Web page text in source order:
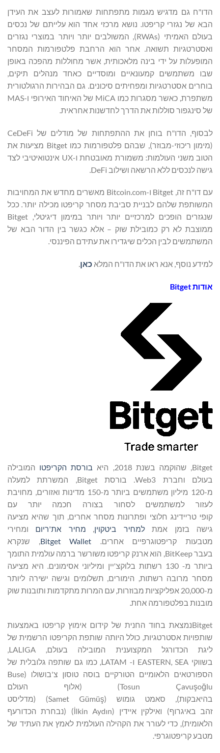
הדו"ח גם מדגיש מגמות מתפתחות שאמורות לעצב את העידן
הבא של נגזרי קריפטו. נושא מרכזי אחד הוא עלייתם של נכסים
בעולם האמיתי (RWAs), המשולבים יותר ויותר במוצרי נגזרים
ואסטרטגיות תשואה. אחר הוא הרחבת פלטפורמות המסחר
המופעלות על ידי בינה מלאכותית, אשר מחוללות מהפכה באופן
שבו משתמשים קמעונאיים ומוסדיים כאחד מנהלים תיקים,
בוחרים אסטרטגיות ומפחיתים סיכונים. גם הבהירות הרגולטורית
משתפרת, כאשר מסגרות כמו MiCA של האיחוד האירופי ו-MAS
של סינגפור סוללות את הדרך לחדשנות אחראית.
לבסוף, הדו"ח בוחן את ההתפתחות של מודלים של CeDeFi
(מימון ריכוזי-מבוזר), שבהם פלטפורמות כמו Bitget מציעות את
הטוב משני העולמות: משמורת מאובטחת ו-UX אינטואיטיבי לצד
גישה לנכסים ללא הרשאה ושילוב DeFi.
עם דו"ח זה, Bitget ו-Bitcoin.com מאשרים מחדש את המחויבות
המשותפת שלהם לבניית סביבת מסחר קריפטו מכילה יותר. ככל
שנגזרים הופכים למרכזיים יותר ויותר במימון דיגיטלי, Bitget
ממוצבת לא רק כמובילת שוק – אלא כגשר בין הדור הבא של
המשתמשים לבין הכלים שיגדירו את עתידם הפיננסי.
למידע נוסף, אנא ראו את הדו"ח המלא כאן.
אודותBitget
Bitget, שהוקמה בשנת 2018, היא בורסת הקריפטו המובילה
בעולם וחברת Web3. בורסת Bitget, המשרתת למעלה
מ-120 מיליון משתמשים ביותר מ-150 מדינות ואזורים, מחויבת
לעזור למשתמשים לסחור בצורה חכמה יותר עם
קופי טריידינג חלוצי ופתרונות מסחר אחרים, תוך שהיא מציעה
גישה בזמן אמתלמחיר ביטקוין מחיר את'ריום ומחירי
מטבעות קריפטוגרפיים אחרים. Bitget Wallet , שנקרא
בעבר BitKeep, הוא ארנק קריפטו משורשר ברמה עולמית התומך
ביותר מ- 130 רשתות בלוקצ'יין ומיליוני אסימונים. היא מציעה
מסחר מרובה רשתות, הימורים, תשלומים וגישה ישירה ליותר
מ-20,000 אפליקציות מבוזרות, עם המרות מתקדמות ותובנות שוק
מובנות בפלטפורמה אחת.
Bitgetנמצאת בחוד החנית של קידום אימוץ קריפטו באמצעות
שותפויות אסטרטגיות, כולל היותה שותפת הקריפטו הרשמית של
ליגת הכדורגל המקצוענית המובילה בעולם, LALIGA,
בשווקי EASTERN, SEA ו- LATAM, כמו גם שותפה גלובלית של
הספורטאים הלאומיים הטורקיים בוסה טוסון צ'בושולו (Buse
Tosun Çavuşoğlu) (אלוף העולם
בהיאבקות), סאמט גומוש (Samet Gümüş) (מדליסט
זהב באיגרוף) ואילקין איידין (İlkin Aydın) (נבחרת הכדורעף
הלאומית), כדי לעורר את הקהילה העולמית לאמץ את העתיד של
מטבע קריפטוגרפי.